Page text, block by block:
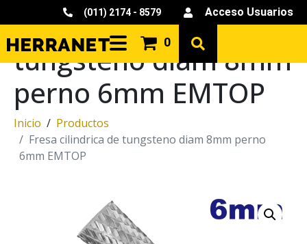
(011) 2174 - 8579 Acceso Usuarios
0
Fresa cilindrica de
tungsteno diam 8mm
perno 6mm EMTOP
Inicio
Productos
Fresa cilindrica de tungsteno diam 8mm perno
6mm EMTOP